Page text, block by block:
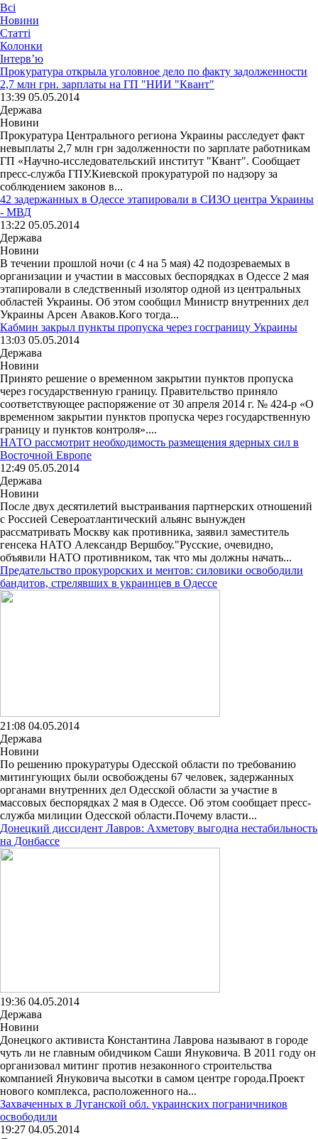
Всі
Новини
Статті
Колонки
Інтерв’ю
Прокуратура открыла уголовное дело по факту задолженности
2,7 млн грн. зарплаты на ГП "НИИ "Квант"
13:39 05.05.2014
Держава
Новини
Прокуратура Центрального региона Украины расследует факт
невыплаты 2,7 млн ​​грн задолженности по зарплате работникам
ГП «Научно-исследовательский институт "Квант". Сообщает
пресс-служба ГПУ.Киевской прокуратурой по надзору за
соблюдением законов в...
42 задержанных в Одессе этапировали в СИЗО центра Украины
- МВД
13:22 05.05.2014
Держава
Новини
В течении прошлой ночи (с 4 на 5 мая) 42 подозреваемых в
организации и участии в массовых беспорядках в Одессе 2 мая
этапировали в следственный изолятор одной из центральных
областей Украины. Об этом сообщил Министр внутренних дел
Украины Арсен Аваков.Кого тогда...
Кабмин закрыл пункты пропуска через госграницу Украины
13:03 05.05.2014
Держава
Новини
Принято решение о временном закрытии пунктов пропуска
через государственную границу. Правительство приняло
соответствующее распоряжение от 30 апреля 2014 г. № 424-р «О
временном закрытии пунктов пропуска через государственную
границу и пунктов контроля»....
НАТО рассмотрит необходимость размещения ядерных сил в
Восточной Европе
12:49 05.05.2014
Держава
Новини
После двух десятилетий выстраивания партнерских отношений
с Россией Североатлантический альянс вынужден
рассматривать Москву как противника, заявил заместитель
генсека НАТО Александр Вершбоу."Русские, очевидно,
объявили НАТО противником, так что мы должны начать...
Предательство прокурорских и ментов: силовики освободили
бандитов, стрелявших в украинцев в Одессе
21:08 04.05.2014
Держава
Новини
По решению прокуратуры Одесской области по требованию
митингующих были освобождены 67 человек, задержанных
органами внутренних дел Одесской области за участие в
массовых беспорядках 2 мая в Одессе. Об этом сообщает пресс-
служба милиции Одесской области.Почему власти...
Донецкий диссидент Лавров: Ахметову выгодна нестабильность
на Донбассе
19:36 04.05.2014
Держава
Новини
Донецкого активиста Константина Лаврова называют в городе
чуть ли не главным обидчиком Саши Януковича. В 2011 году он
организовал митинг против незаконного строительства
компанией Януковича высотки в самом центре города.Проект
нового комплекса, расположенного на...
Захваченных в Луганской обл. украинских пограничников
освободили
19:27 04.05.2014